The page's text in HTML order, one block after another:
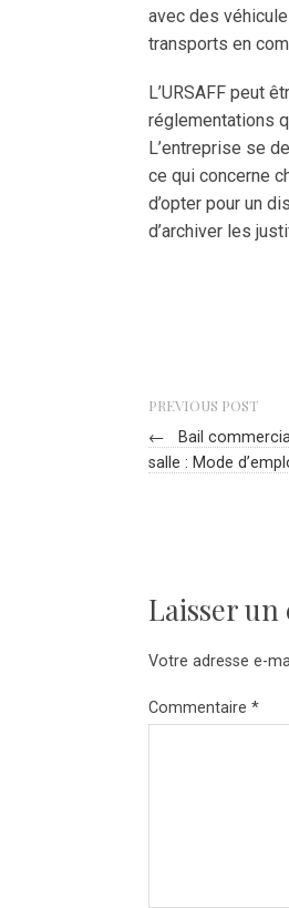
avec des
transports en
L’URSAFF peut
réglementations
L’entreprise se
ce qui concerne
d’opter pour un
d’archiver les
PREVIOUS POST
←
Bail
salle : Mode
Laisser
Votre adresse e-
Commentaire*